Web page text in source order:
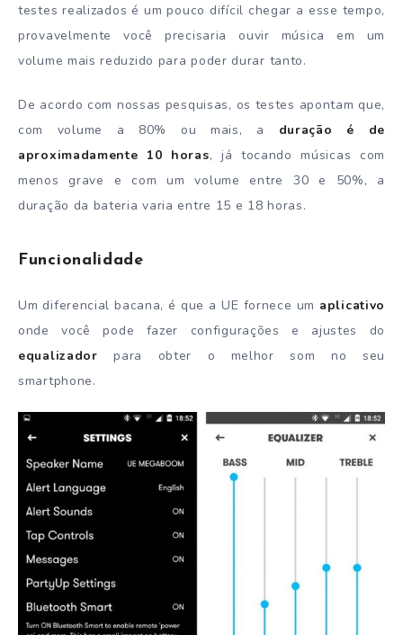
testes realizados é um pouco difícil chegar a esse tempo,
provavelmente você precisaria ouvir música em um
volume mais reduzido para poder durar tanto.
De acordo com nossas pesquisas, os testes apontam que,
com volume a 80% ou mais, a duração é de
aproximadamente 10 horas, já tocando músicas com
menos grave e com um volume entre 30 e 50%, a
duração da bateria varia entre 15 e 18 horas.
Funcionalidade
Um diferencial bacana, é que a UE fornece um aplicativo
onde você pode fazer configurações e ajustes do
equalizador para obter o melhor som no seu
smartphone.